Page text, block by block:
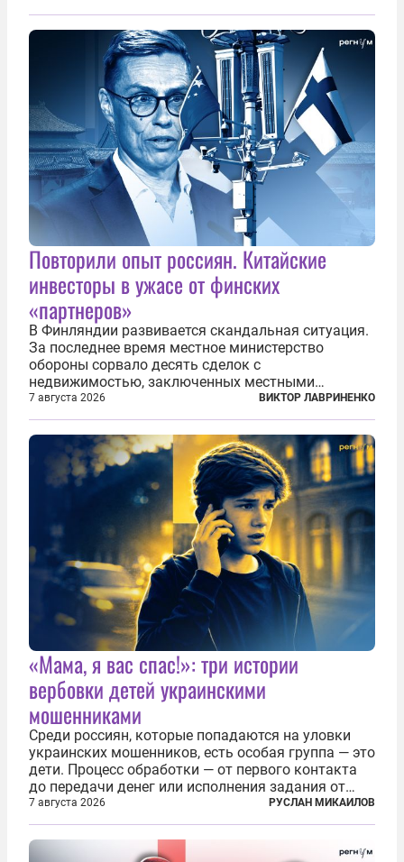
Повторили опыт россиян. Китайские
инвесторы в ужасе от финских
«партнеров»
В Финляндии развивается скандальная ситуация.
За последнее время местное министерство
обороны сорвало десять сделок с
недвижимостью, заключенных местными
фирмами с китайским капиталом. Чиновники
заявили, что они могли заключаться с целью
создания в Финляндии шпионской сети, чтобы
следить за...
7 августа 2026 ВИКТОР ЛАВРИНЕНКО
«Мама, я вас спас!»: три истории
вербовки детей украинскими
мошенниками
Среди россиян, которые попадаются на уловки
украинских мошенников, есть особая группа — это
дети. Процесс обработки — от первого контакта
до передачи денег или исполнения задания от
кураторов может занять от двух часов до
нескольких месяцев. Детей превращают в
послушных исполнителей, которые...
7 августа 2026 РУСЛАН МИКАИЛОВ